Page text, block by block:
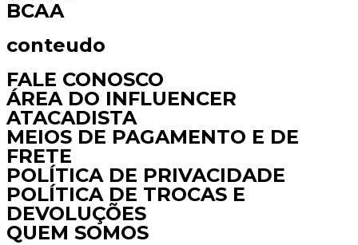
BCAA
conteudo
FALE CONOSCO
ÁREA DO INFLUENCER
ATACADISTA
MEIOS DE PAGAMENTO E DE
FRETE
POLÍTICA DE PRIVACIDADE
POLÍTICA DE TROCAS E
DEVOLUÇÕES
QUEM SOMOS